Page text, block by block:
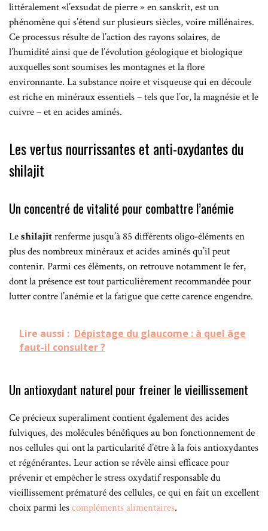
littéralement «l’exsudat de pierre » en sanskrit, est un
phénomène qui s’étend sur plusieurs siècles, voire millénaires.
Ce processus résulte de l’action des rayons solaires, de
l’humidité ainsi que de l’évolution géologique et biologique
auxquelles sont soumises les montagnes et la flore
environnante. La substance noire et visqueuse qui en découle
est riche en minéraux essentiels – tels que l’or, la magnésie et le
cuivre – et en acides aminés.
Les vertus nourrissantes et anti-oxydantes du
shilajit
Un concentré de vitalité pour combattre l’anémie
Leshilajitrenferme jusqu’à 85 différents oligo-éléments en
plus des nombreux minéraux et acides aminés qu’il peut
contenir. Parmi ces éléments, on retrouve notamment le fer,
dont la présence est tout particulièrement recommandée pour
lutter contre l’anémie et la fatigue que cette carence engendre.
Lire aussi : Dépistage du glaucome : à quel âge
faut-il consulter ?
Un antioxydant naturel pour freiner le vieillissement
Ce précieux superaliment contient également des acides
fulviques, des molécules bénéfiques au bon fonctionnement de
nos cellules qui ont la particularité d’être à la fois antioxydantes
et régénérantes. Leur action se révèle ainsi efficace pour
prévenir et empêcher le stress oxydatif responsable du
vieillissement prématuré des cellules, ce qui en fait un excellent
choix parmi lescompléments alimentaires.